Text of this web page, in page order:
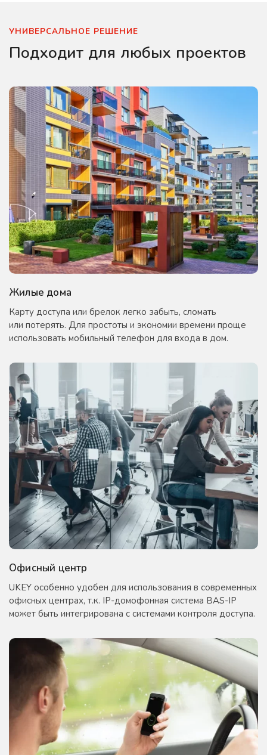
УНИВЕРСАЛЬНОЕ РЕШЕНИЕ
Подходит для любых проектов
Жилые дома
Карту доступа или брелок легко забыть, сломать
или потерять. Для простоты и экономии времени проще
использовать мобильный телефон для входа в дом.
Офисный центр
UKEY особенно удобен для использования в современных
офисных центрах, т.к. IP-домофонная система BAS-IP
может быть интегрирована с системами контроля доступа.